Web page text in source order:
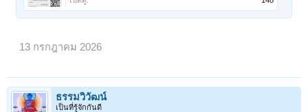
13 กรกฎาคม 2026
ธรรมวิวัฒน์
เป็นที่รู้จักกันดี